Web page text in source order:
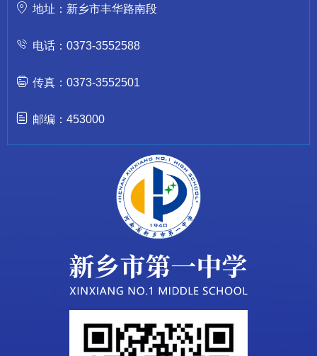
地址：新乡市丰华路南段
电话：0373-3552588
传真：0373-3552501
邮编：453000